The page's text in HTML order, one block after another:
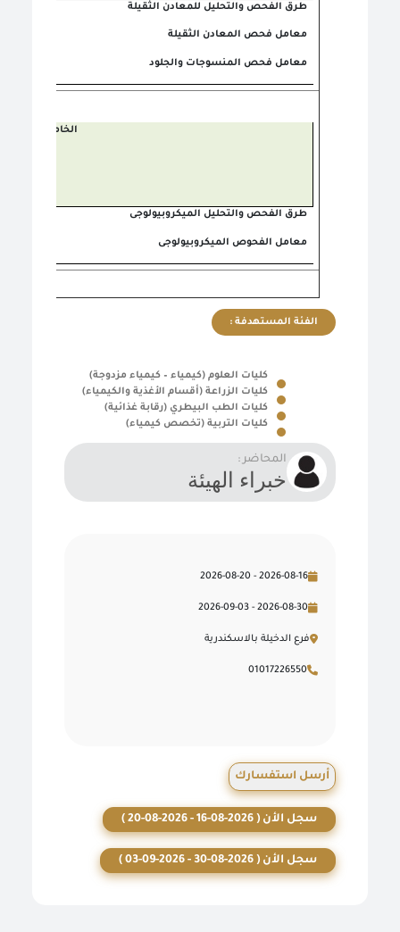
طرق الفحص والتحليل للمعادن الثقيلة
معامل فحص المعادن الثقيلة
معامل فحص المنسوجات والجلود
الخامس
طرق الفحص والتحليل الميكروبيولوجى
معامل الفحوص الميكروبيولوجى
الفئة المستهدفة :
كليات العلوم (كيمياء – كيمياء مزدوجة)
كليات الزراعة (أقسام الأغذية والكيمياء)
كليات الطب البيطري (رقابة غذائية)
كليات التربية (تخصص كيمياء)
المحاضر :
خبراء الهيئة
2026-08-16 - 2026-08-20
2026-08-30 - 2026-09-03
فرع الدخيلة بالاسكندرية
01017226550
أرسل استفسارك
سجل الأن ( 2026-08-16 - 2026-08-20 )
سجل الأن ( 2026-08-30 - 2026-09-03 )